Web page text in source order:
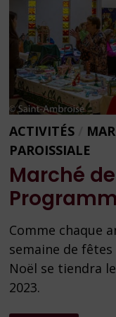
ACTIVITÉS
PAROISSIALE
Marché
Comme chaque
semaine de
Noël se tiendra
2023.